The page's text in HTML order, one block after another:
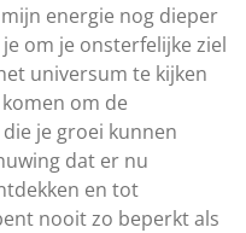
mijn energie nog dieper
om je onsterfelijke ziel
universum te kijken
om de
je groei kunnen
dat er nu
en tot
nooit zo beperkt als